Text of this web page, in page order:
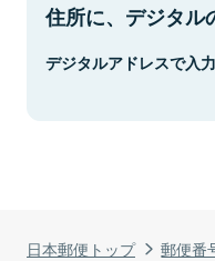
日本郵便トップ 郵便番
住所に、デジタル
デジタルアドレスで入